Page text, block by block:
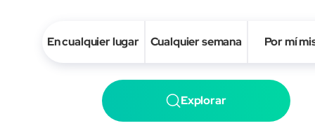
En cualquier lugar Cualquier semana Por mí
Explorar